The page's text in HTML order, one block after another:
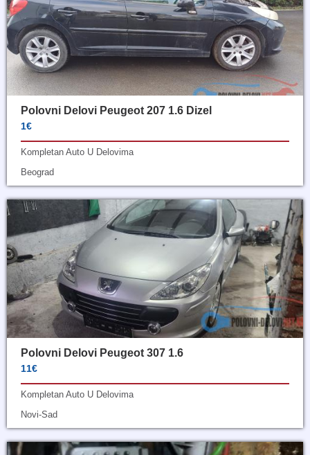
Polovni Delovi Peugeot 207 1.6 Dizel
1€
Kompletan Auto U Delovima
Beograd
Polovni Delovi Peugeot 307 1.6
11€
Kompletan Auto U Delovima
Novi-Sad